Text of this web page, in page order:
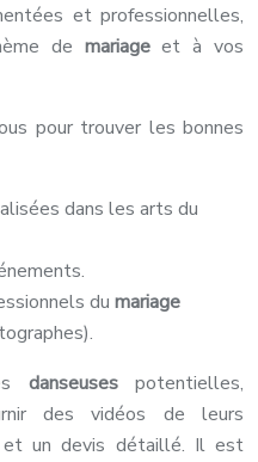
et professionnelles,
de mariageet à vos
pour trouver les bonnes
dans les arts du
du mariage
danseusespotentielles,
des vidéos de leurs
et un devis détaillé. Il est